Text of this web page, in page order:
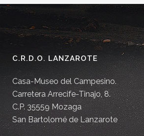
C.R.D.O. LANZAROTE
Casa-Museo del Campesino.
Carretera Arrecife-Tinajo, 8.
C.P. 35559 Mozaga
San Bartolomé de Lanzarote